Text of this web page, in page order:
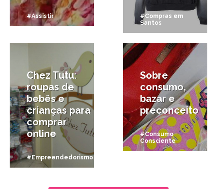
#Assistir
#Compras em
Santos
Chez Tutu:
roupas de
bebês e
crianças para
comprar
online
#Empreendedorismo
18/07/2012
Sobre
consumo,
bazar e
preconceito
#Consumo
Consciente